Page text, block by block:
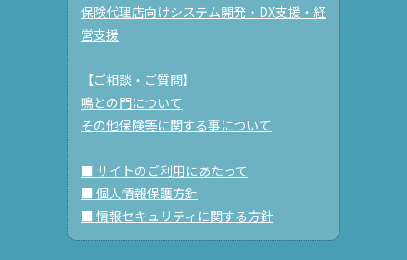
保険代理店向けシステム開発・DX支援・経
営支援
【ご相談・ご質問】
鳴との門について
その他保険等に関する事について
■ サイトのご利用にあたって
■ 個人情報保護方針
■ 情報セキュリティに関する方針